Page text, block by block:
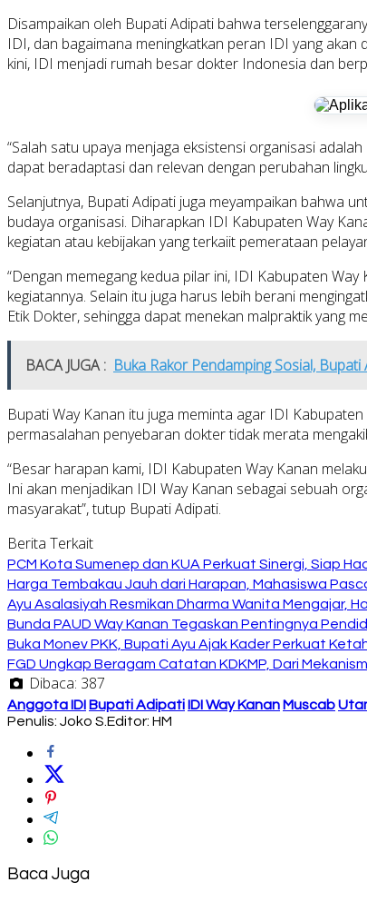
Disampaikan oleh Bupati Adipati bahwa
IDI, dan bagaimana meningkatkan peran IDI yang
kini, IDI menjadi rumah besar dokter Indonesia dan
“Salah satu upaya menjaga eksistensi organisasi
dapat beradaptasi dan relevan dengan perubahan
Selanjutnya, Bupati Adipati juga meyampaikan bahwa
budaya organisasi. Diharapkan IDI Kabupaten Way
kegiatan atau kebijakan yang terkaiit pemerataan
“Dengan memegang kedua pilar ini, IDI Kabupaten
kegiatannya. Selain itu juga harus lebih berani
Etik Dokter, sehingga dapat menekan malpraktik yang
BACA JUGA : Buka Rakor Pendamping Sosial,
Bupati Way Kanan itu juga meminta agar IDI
permasalahan penyebaran dokter tidak merata
“Besar harapan kami, IDI Kabupaten Way Kanan
Ini akan menjadikan IDI Way Kanan sebagai sebuah
masyarakat”, tutup Bupati Adipati.
Berita Terkait
PCM Kota Sumenep dan KUA Perkuat Sinergi, Siap
Harga Tembakau Jauh dari Harapan, Mahasiswa
Ayu Asalasiyah Resmikan Dharma Wanita Mengajar,
Bunda PAUD Way Kanan Tegaskan Pentingnya
Buka Monev PKK, Bupati Ayu Ajak Kader Perkuat
FGD Ungkap Beragam Catatan KDKMP, Dari
Dibaca: 387
Anggota IDIBupati AdipatiIDI Way KananMuscab
Penulis: Joko S. Editor: HM
Baca Juga